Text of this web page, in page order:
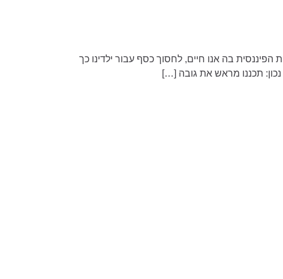
הפיננסית בה אנו חיים, לחסוך כסף עבור ילדינו כך
תכננו מראש את גובה […]